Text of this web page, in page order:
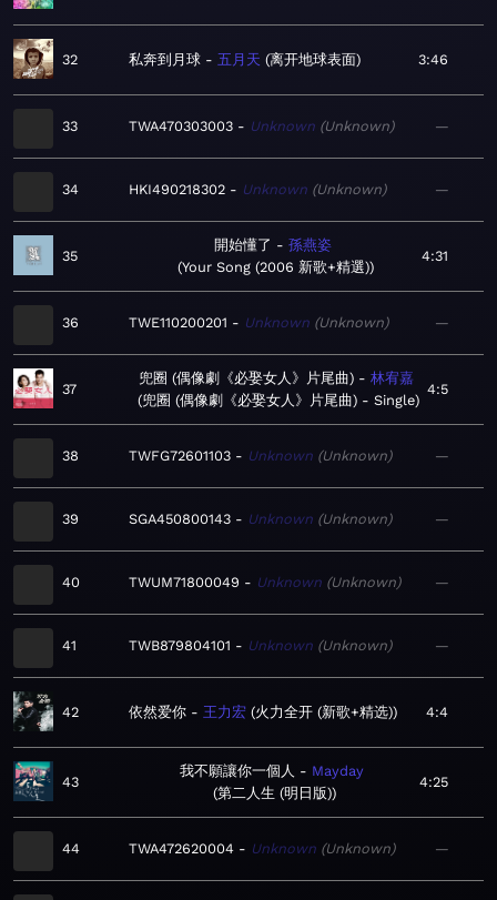
32 私奔到月球 五月天 离开地球表面 3:46
33 TWA470303003 Unknown Unknown —
34 HKI490218302 Unknown Unknown —
35
開始懂了
孫燕姿
Your Song (2006 新歌+精選)
4:31
36 TWE110200201 Unknown Unknown —
37
兜圈 (偶像劇《必娶女人》片尾曲)
林宥嘉
兜圈 (偶像劇《必娶女人》片尾曲) - Single
4:5
38 TWFG72601103 Unknown Unknown —
39 SGA450800143 Unknown Unknown —
40 TWUM71800049 Unknown Unknown —
41 TWB879804101 Unknown Unknown —
42 依然爱你 王力宏 火力全开 (新歌+精选) 4:4
43
我不願讓你一個人
Mayday
第二人生 (明日版)
4:25
44 TWA472620004 Unknown Unknown —